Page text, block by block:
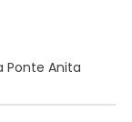
Anita